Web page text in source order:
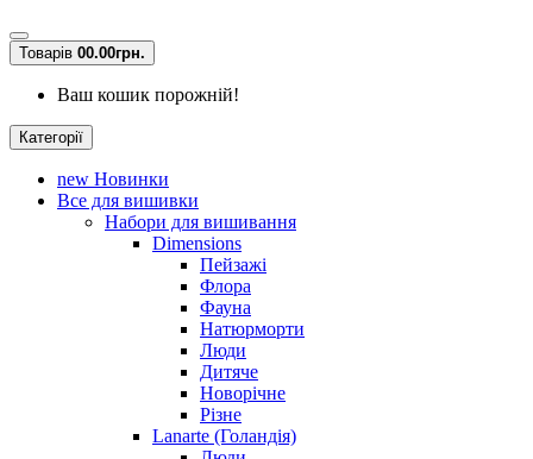
Товарів 00.00грн.
Ваш кошик порожній!
Категорії
new Новинки
Все для вишивки
Набори для вишивання
Dimensions
Пейзажі
Флора
Фауна
Натюрморти
Люди
Дитяче
Новорічне
Різне
Lanarte (Голандія)